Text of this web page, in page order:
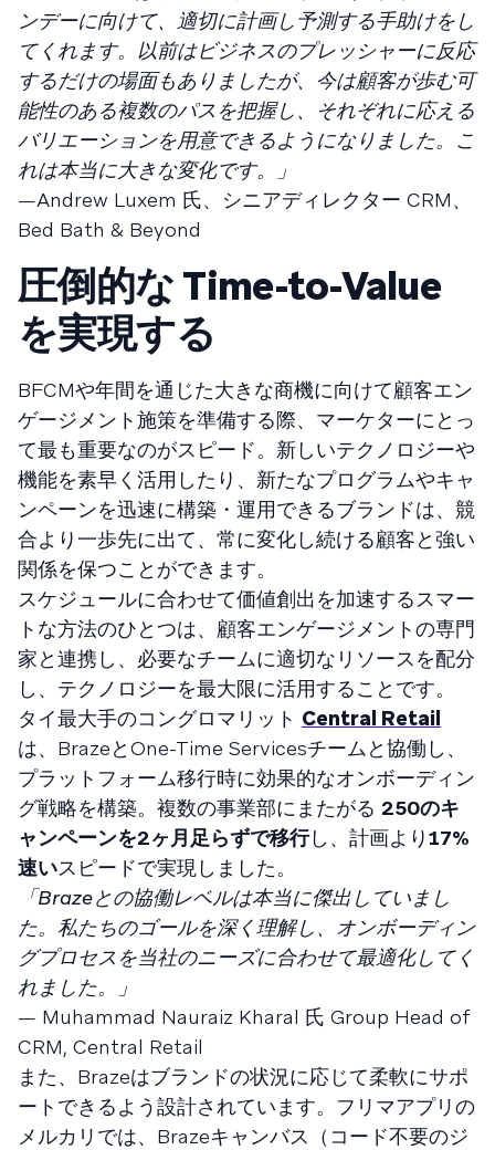
ンデーに向けて、適切に計画し予測する手助けをし
てくれます。以前はビジネスのプレッシャーに反応
するだけの場面もありましたが、今は顧客が歩む可
能性のある複数のパスを把握し、それぞれに応える
バリエーションを用意できるようになりました。こ
れは本当に大きな変化です。」
—Andrew Luxem 氏、シニアディレクター CRM、
Bed Bath & Beyond
圧倒的な Time-to-Value
を実現する
BFCMや年間を通じた大きな商機に向けて顧客エン
ゲージメント施策を準備する際、マーケターにとっ
て最も重要なのがスピード。新しいテクノロジーや
機能を素早く活用したり、新たなプログラムやキャ
ンペーンを迅速に構築・運用できるブランドは、競
合より一歩先に出て、常に変化し続ける顧客と強い
関係を保つことができます。
スケジュールに合わせて価値創出を加速するスマー
トな方法のひとつは、顧客エンゲージメントの専門
家と連携し、必要なチームに適切なリソースを配分
し、テクノロジーを最大限に活用することです。
タイ最大手のコングロマリット Central Retail
は、BrazeとOne-Time Servicesチームと協働し、
プラットフォーム移行時に効果的なオンボーディン
グ戦略を構築。複数の事業部にまたがる 250のキ
ャンペーンを2ヶ月足らずで移行し、計画より17%
速いスピードで実現しました。
「Brazeとの協働レベルは本当に傑出していまし
た。私たちのゴールを深く理解し、オンボーディン
グプロセスを当社のニーズに合わせて最適化してく
れました。」
— Muhammad Nauraiz Kharal 氏 Group Head of
CRM, Central Retail
また、Brazeはブランドの状況に応じて柔軟にサポ
ートできるよう設計されています。フリマアプリの
メルカリでは、Brazeキャンバス（コード不要のジ